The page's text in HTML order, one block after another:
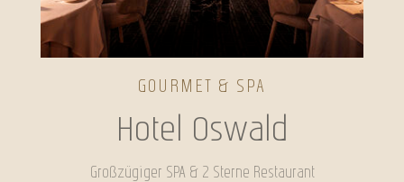
GOURMET & SPA
Hotel Oswald
Großzügiger SPA & 2 Sterne Restaurant